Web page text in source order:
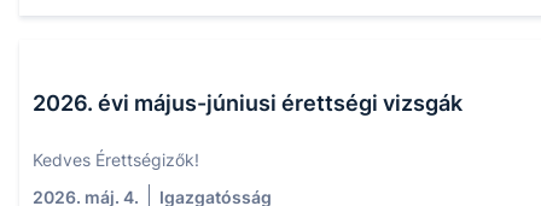
2026. évi május-júniusi érettségi vizsgák
Kedves Érettségizők!
2026. máj. 4.
Igazgatósság